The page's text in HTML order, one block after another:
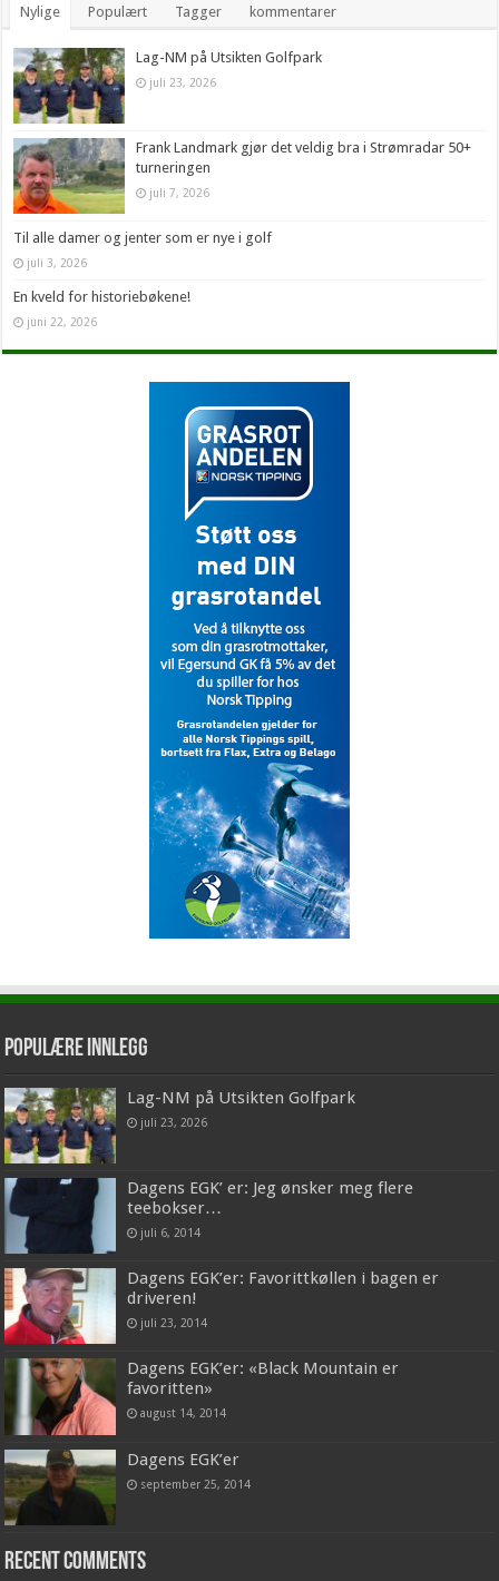
Nylige Populært Tagger kommentarer
Lag-NM på Utsikten Golfpark
juli 23, 2026
Frank Landmark gjør det veldig bra i Strømradar 50+
turneringen
juli 7, 2026
Til alle damer og jenter som er nye i golf
juli 3, 2026
En kveld for historiebøkene!
juni 22, 2026
Populære innlegg
Lag-NM på Utsikten Golfpark
juli 23, 2026
Dagens EGK’ er: Jeg ønsker meg flere
teebokser…
juli 6, 2014
Dagens EGK’er: Favorittkøllen i bagen er
driveren!
juli 23, 2014
Dagens EGK’er: «Black Mountain er
favoritten»
august 14, 2014
Dagens EGK’er
september 25, 2014
Recent Comments